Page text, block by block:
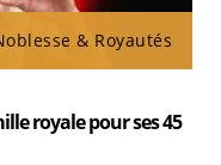
& Royautés
royale pour ses 45